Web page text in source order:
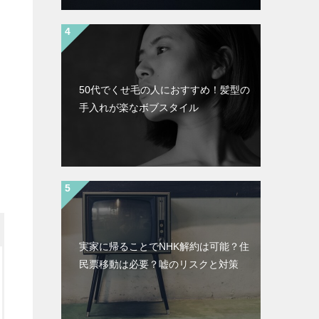
50代でくせ毛の人におすすめ！髪型の
手入れが楽なボブスタイル
実家に帰ることでNHK解約は可能？住
民票移動は必要？嘘のリスクと対策